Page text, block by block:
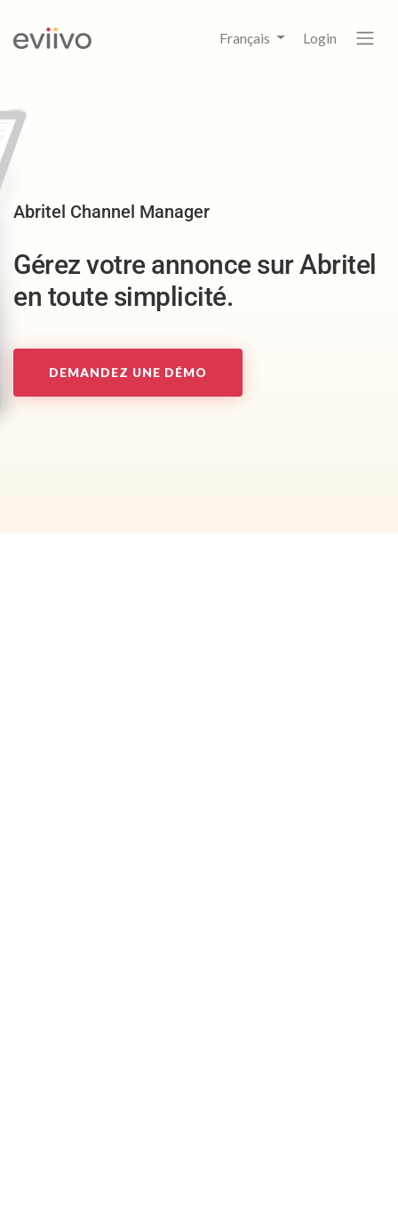
Français Login
Abritel Channel Manager
Gérez votre annonce sur Abritel
en toute simplicité.
DEMANDEZ UNE DÉMO